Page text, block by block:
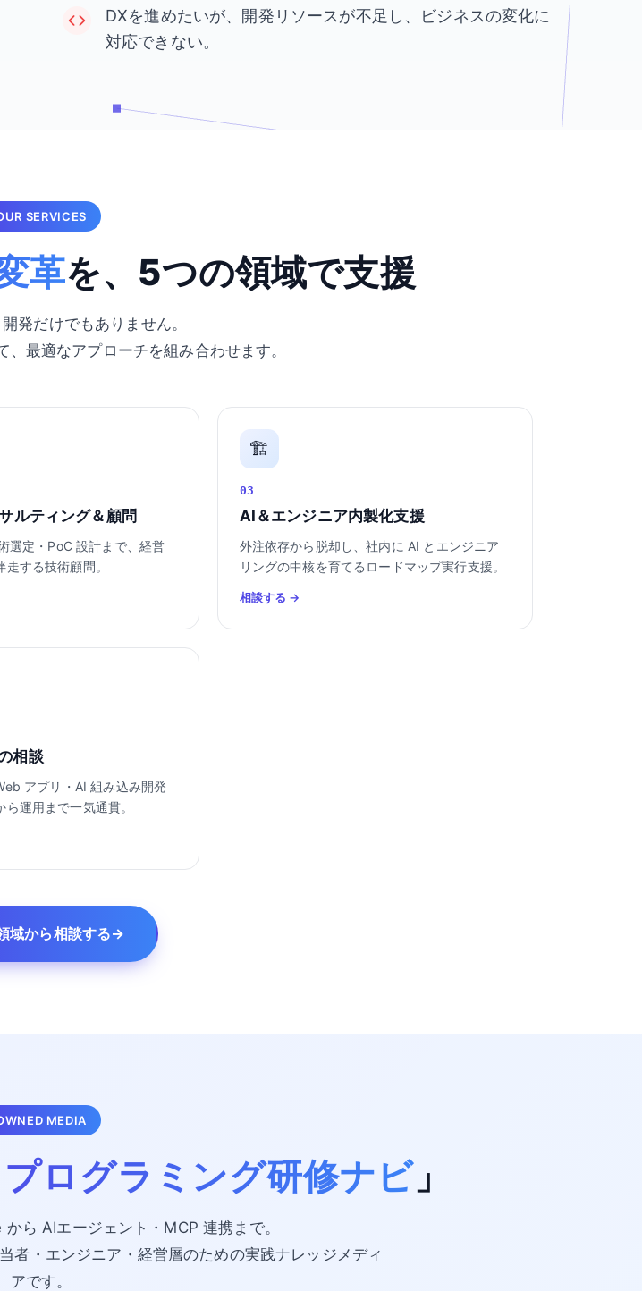
DXを進めたいが、開発リソースが不足し、ビジネスの変化に
対応できない。
SERVICES
革を、5つの領域で支援
発だけでもありません。
最適なアプローチを組み合わせます。
ルティング＆顧問
選定・PoC 設計まで、経営
する技術顧問。
🏗️
03
AI＆エンジニア内製化支援
外注依存から脱却し、社内に AI とエンジニア
リングの中核を育てるロードマップ実行支援。
相談する →
相談
アプリ・AI 組み込み開発
ら運用まで一気通貫。
域から相談する→
MEDIA
ログラミング研修ナビ 」
ら AIエージェント・MCP 連携まで。
者・エンジニア・経営層のための実践ナレッジメディ
アです。